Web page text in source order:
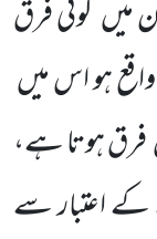
میںکوئی فرق
واقع ہو اس میں
فرق ہوتا ہے،
اعتبار سے